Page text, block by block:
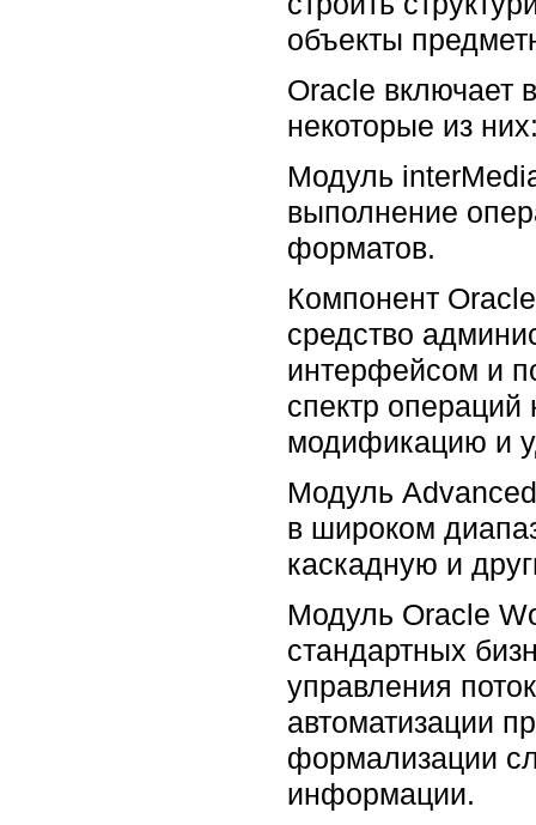
объекты
Oracle включает
некоторые из
Модуль
выполнение
форматов.
Компонент
средство
интерфейсом и
спектр
модификацию и
Модуль
в широком
каскадную и
Модуль Oracle
стандартных
управления
автоматизации
формализации
информации.